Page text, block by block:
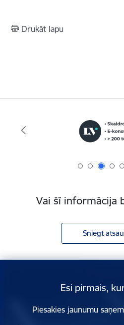
Drukāt lapu
Vai šī informācija
Sniegt
Esi pirmais,
Piesakies jaunumu